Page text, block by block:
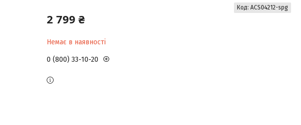
2 799 ₴
Немає в наявності
Код: ACS04212-spg
0 (800) 33-10-20